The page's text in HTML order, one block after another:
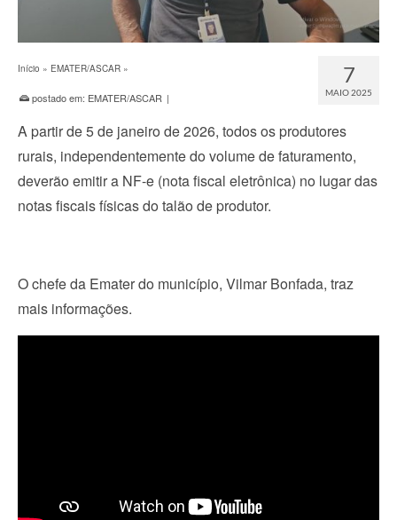
7
MAIO 2025
Início » EMATER/ASCAR »
postado em: EMATER/ASCAR |
A partir de 5 de janeiro de 2026, todos os produtores
rurais, independentemente do volume de faturamento,
deverão emitir a NF-e (nota fiscal eletrônica) no lugar das
notas fiscais físicas do talão de produtor.
O chefe da Emater do município, Vilmar Bonfada, traz
mais informações.